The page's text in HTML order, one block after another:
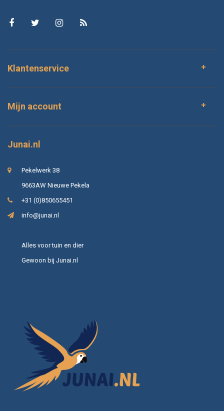
Klantenservice
Mijn account
Junai.nl
Pekelwerk 38
9663AW Nieuwe Pekela
+31 (0)850655451
info@junai.nl
Alles voor tuin en dier
Gewoon bij Junai.nl